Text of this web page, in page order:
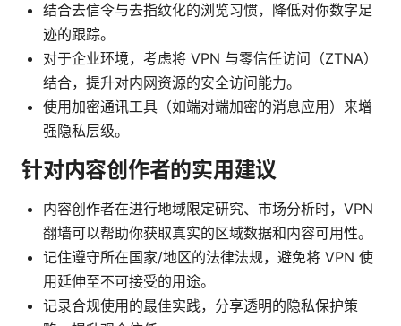
结合去信令与去指纹化的浏览习惯，降低对你数字足
迹的跟踪。
对于企业环境，考虑将 VPN 与零信任访问（ZTNA）
结合，提升对内网资源的安全访问能力。
使用加密通讯工具（如端对端加密的消息应用）来增
强隐私层级。
针对内容创作者的实用建议
内容创作者在进行地域限定研究、市场分析时，VPN
翻墙可以帮助你获取真实的区域数据和内容可用性。
记住遵守所在国家/地区的法律法规，避免将 VPN 使
用延伸至不可接受的用途。
记录合规使用的最佳实践，分享透明的隐私保护策